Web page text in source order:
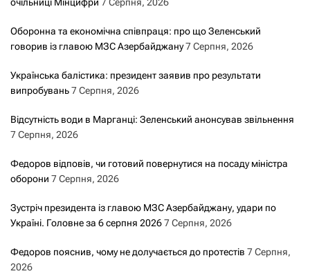
Оборонна та економічна співпраця: про що Зеленський
говорив із главою МЗС Азербайджану7 Серпня, 2026
Українська балістика: президент заявив про результати
випробувань7 Серпня, 2026
Відсутність води в Марганці: Зеленський анонсував звільнення
7 Серпня, 2026
Федоров відповів, чи готовий повернутися на посаду міністра
оборони 7 Серпня, 2026
Зустріч президента із главою МЗС Азербайджану, удари по
Україні. Головне за 6 серпня 20267 Серпня, 2026
Федоров пояснив, чому не долучається до протестів 7 Серпня,
2026